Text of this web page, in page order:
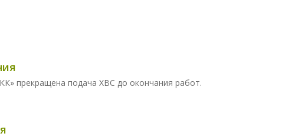
прекращена подача ХВС до окончания работ.